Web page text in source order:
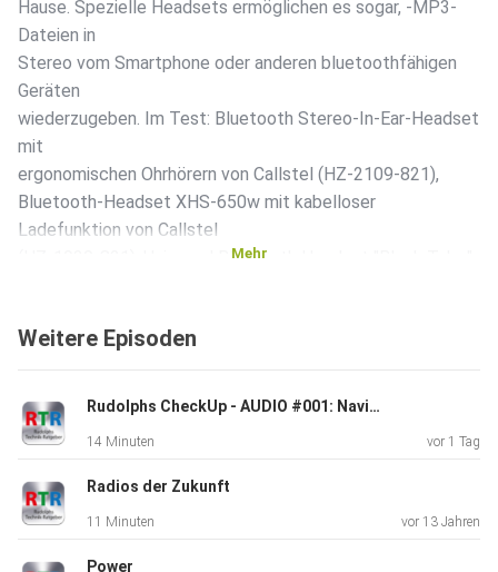
Hause. Spezielle Headsets ermöglichen es sogar, -MP3-
Dateien in
Stereo vom Smartphone oder anderen bluetoothfähigen
Geräten
wiederzugeben. Im Test: Bluetooth Stereo-In-Ear-Headset
mit
ergonomischen Ohrhörern von Callstel (HZ-2109-821),
Bluetooth-Headset XHS-650w mit kabelloser
Ladefunktion von Callstel
(HZ-1930-821), Universal Bluetooth Headset "Black Tube"
http://www.pearl.de/rtr63
Zu den besprochenen Produkten im PEARL-Shop
Mehr
Weitere Episoden
Rudolphs CheckUp - AUDIO #001: Navigations-Systeme
14 Minuten vor 1 Tag
Radios der Zukunft
11 Minuten vor 13 Jahren
Power